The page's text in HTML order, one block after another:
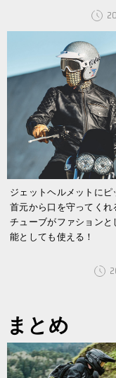
ジェットヘルメットにピ
首元から口を守ってくれ
チューブがファションと
能としても使える！
まとめ